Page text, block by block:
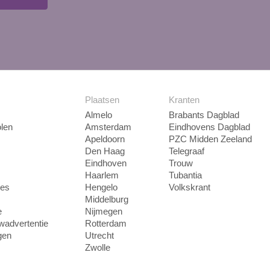
Plaatsen
Almelo
Amsterdam
Apeldoorn
Den Haag
Eindhoven
Haarlem
Hengelo
Middelburg
Nijmegen
Rotterdam
Utrecht
Zwolle
Kranten
Brabants Dagblad
Eindhovens Dagblad
PZC Midden Zeeland
Telegraaf
Trouw
Tubantia
Volkskrant